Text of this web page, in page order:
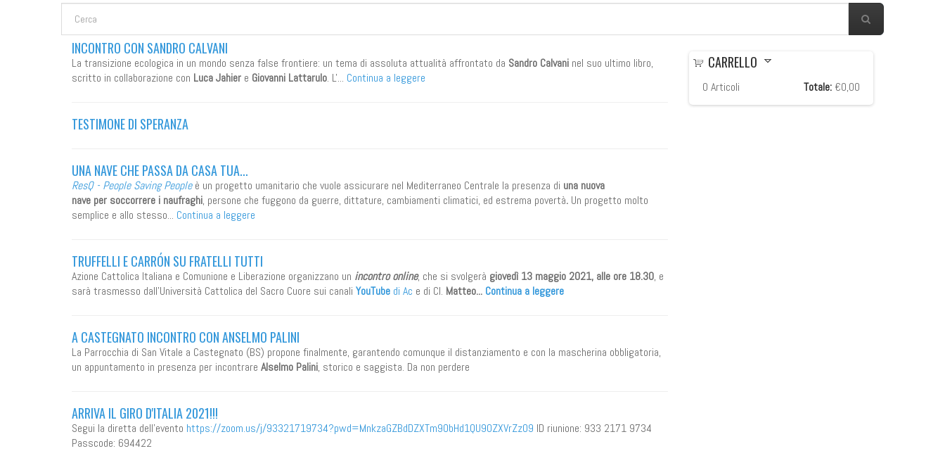
FORM DI RICERCA
INCONTRO CON SANDRO CALVANI
La transizione ecologica in un mondo senza false frontiere: un tema di assoluta attualità affrontato da Sandro Calvani nel suo ultimo libro,
scritto in collaborazione con Luca Jahier e Giovanni Lattarulo. L'... Continua a leggere
TESTIMONE DI SPERANZA
UNA NAVE CHE PASSA DA CASA TUA...
ResQ - People Saving Peopleè un progetto umanitario che vuole assicurare nel Mediterraneo Centrale la presenza di una nuova
nave per soccorrere i naufraghi, persone che fuggono da guerre, dittature, cambiamenti climatici, ed estrema povertà. Un progetto molto
semplice e allo stesso... Continua a leggere
TRUFFELLI E CARRÓN SU FRATELLI TUTTI
Azione Cattolica Italiana e Comunione e Liberazione organizzano un incontro online, che si svolgerà giovedì 13 maggio 2021, alle ore 18.30, e
sarà trasmesso dall’Università Cattolica del Sacro Cuore sui canali YouTube di Ac e di Cl. Matteo... Continua a leggere
A CASTEGNATO INCONTRO CON ANSELMO PALINI
La Parrocchia di San Vitale a Castegnato (BS) propone finalmente, garantendo comunque il distanziamento e con la mascherina obbligatoria,
un appuntamento in presenza per incontrare Alselmo Palini, storico e saggista. Da non perdere
ARRIVA IL GIRO D'ITALIA 2021!!!
Segui la diretta dell'evento https://zoom.us/j/93321719734?pwd=MnkzaGZBdDZXTm9ObHd1QU90ZXVrZz09 ID riunione: 933 2171 9734
Passcode: 694422
CARRELLO
0 Articoli Totale: €0,00